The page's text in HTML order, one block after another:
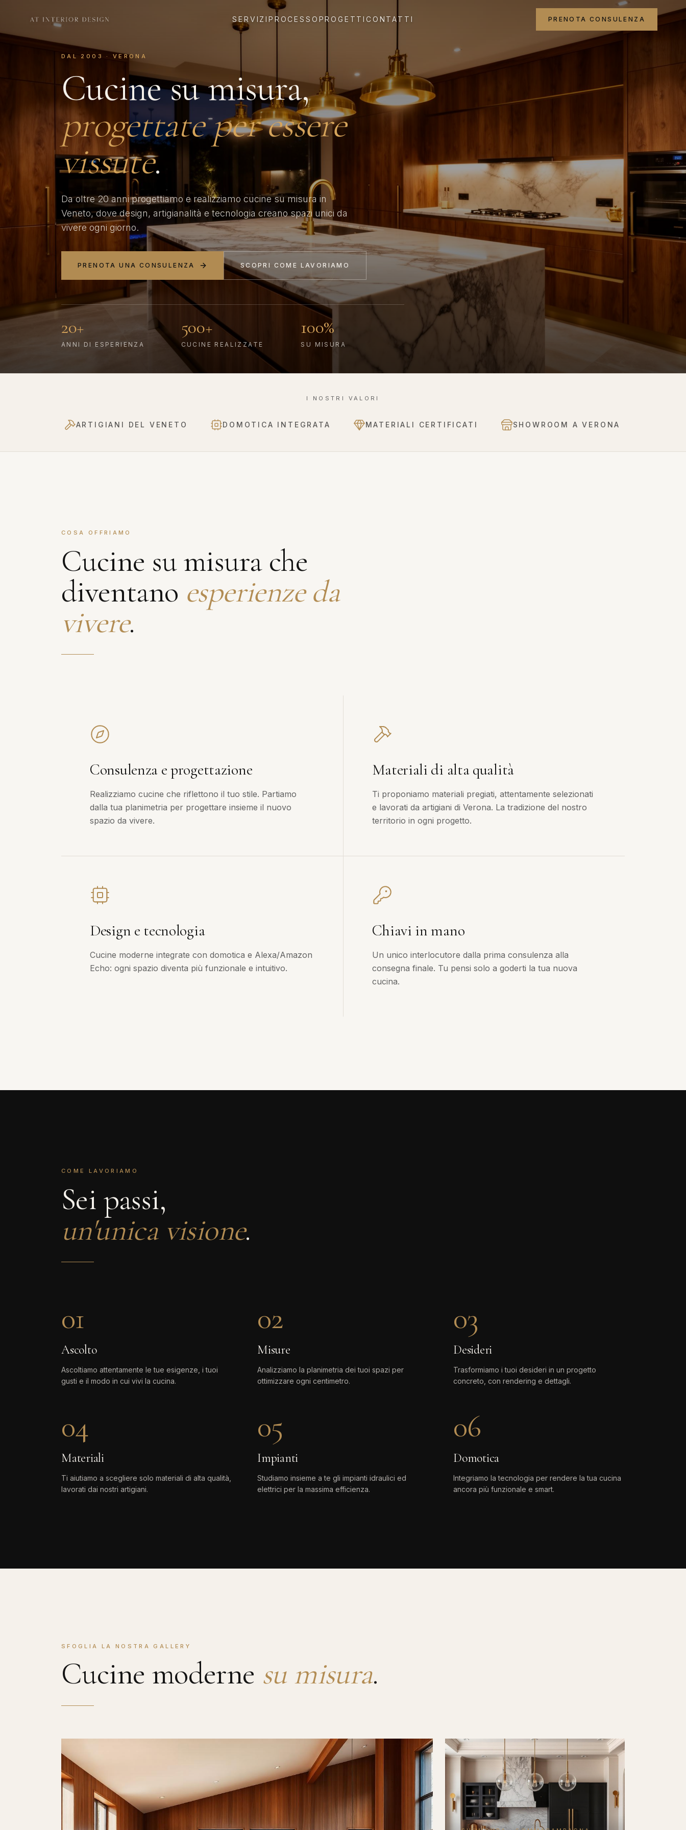
SERVIZIPROCESSO PROGETTI CONTATTI PRENOTA CONSULENZA
DAL 2003 · VERONA
Cucine su misura,
progettate per essere
vissute.
Da oltre 20 anni progettiamo e realizziamo cucine su misura in
Veneto, dove design, artigianalità e tecnologia creano spazi unici da
vivere ogni giorno.
PRENOTA UNA CONSULENZA SCOPRI COME LAVORIAMO
20+
ANNI DI ESPERIENZA
500+
CUCINE REALIZZATE
100%
SU MISURA
I NOSTRI VALORI
ARTIGIANI DEL VENETO DOMOTICA INTEGRATA MATERIALI CERTIFICATI SHOWROOM A VERONA
COSA OFFRIAMO
Cucine su misura che
diventano esperienze da
vivere.
Consulenza e progettazione
Realizziamo cucine che riflettono il tuo stile. Partiamo
dalla tua planimetria per progettare insieme il nuovo
spazio da vivere.
Materiali di alta qualità
Ti proponiamo materiali pregiati, attentamente selezionati
e lavorati da artigiani di Verona. La tradizione del nostro
territorio in ogni progetto.
Design e tecnologia
Cucine moderne integrate con domotica e Alexa/Amazon
Echo: ogni spazio diventa più funzionale e intuitivo.
Chiavi in mano
Un unico interlocutore dalla prima consulenza alla
consegna finale. Tu pensi solo a goderti la tua nuova
cucina.
COME LAVORIAMO
Sei passi,
un'unica visione.
01
Ascolto
Ascoltiamo attentamente le tue esigenze, i tuoi
gusti e il modo in cui vivi la cucina.
02
Misure
Analizziamo la planimetria dei tuoi spazi per
ottimizzare ogni centimetro.
03
Desideri
Trasformiamo i tuoi desideri in un progetto
concreto, con rendering e dettagli.
04
Materiali
Ti aiutiamo a scegliere solo materiali di alta qualità,
lavorati dai nostri artigiani.
05
Impianti
Studiamo insieme a te gli impianti idraulici ed
elettrici per la massima efficienza.
06
Domotica
Integriamo la tecnologia per rendere la tua cucina
ancora più funzionale e smart.
SFOGLIA LA NOSTRA GALLERY
Cucine moderne su misura.